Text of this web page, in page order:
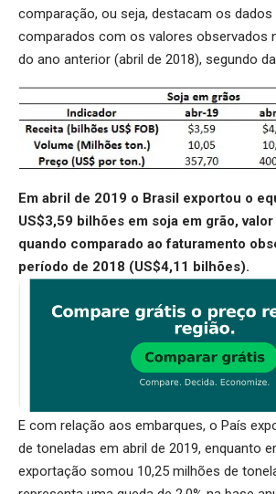
comparação, ou seja, destacam os dados
comparados com os valores observados
do ano anterior (abril de 2018), segundo
Em abril de 2019 o Brasil exportou o
US$3,59 bilhões em soja em grão,
quando comparado ao faturamento
período de 2018 (US$4,11 bilhões).
E com relação aos embarques, o País
de toneladas em abril de 2019, enquanto
exportação somou 10,25 milhões de